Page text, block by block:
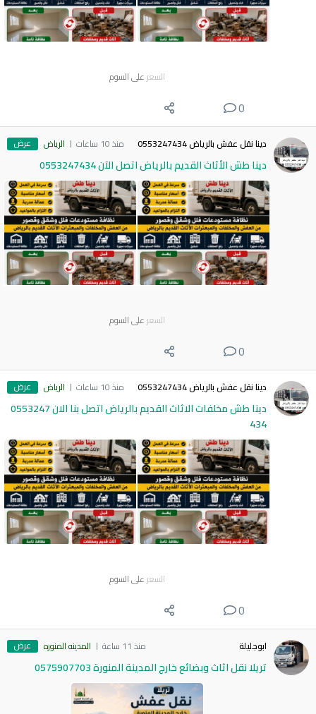
السعر على السوم
0
دينا نقل عفش بالرياض 0553247434 منذ 10 ساعات الرياض عرض
دينا طش الأثاث القديم بالرياض اتصل الآن 0553247434
السعر على السوم
0
دينا نقل عفش بالرياض 0553247434 منذ 10 ساعات الرياض عرض
دينا طش مخلفات الاثاث القديم بالرياض اتصل بنا الان 0553247
434
السعر على السوم
0
ابوجليلة منذ 11 ساعة المدينه المنوره عرض
تريلا نقل اثاث وبضائع خارج المدينة المنورة 0575907703